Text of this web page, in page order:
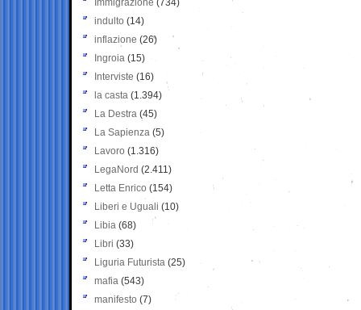
Immigrazione (734)
indulto (14)
inflazione (26)
Ingroia (15)
Interviste (16)
la casta (1.394)
La Destra (45)
La Sapienza (5)
Lavoro (1.316)
LegaNord (2.411)
Letta Enrico (154)
Liberi e Uguali (10)
Libia (68)
Libri (33)
Liguria Futurista (25)
mafia (543)
manifesto (7)